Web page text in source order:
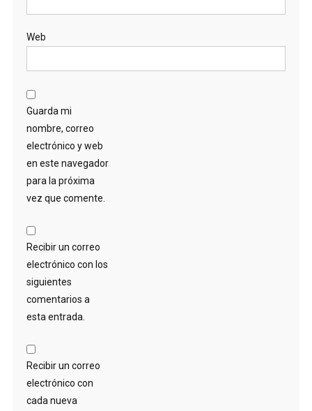
Web
Guarda mi
nombre, correo
electrónico y web
en este navegador
para la próxima
vez que comente.
Recibir un correo
electrónico con los
siguientes
comentarios a
esta entrada.
Recibir un correo
electrónico con
cada nueva